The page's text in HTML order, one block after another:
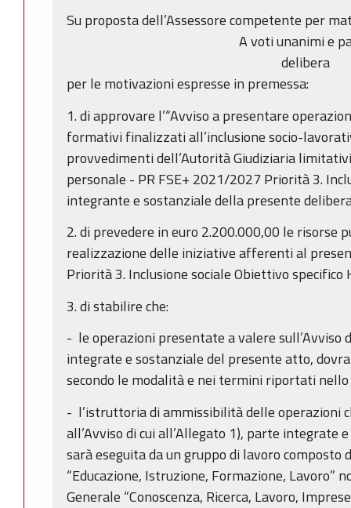
Su proposta dell’Assessore competente per
A voti unanimi e
delibera
per le motivazioni espresse in premessa:
1. di approvare l’“Avviso a presentare
formativi finalizzati all’inclusione socio-
provvedimenti dell’Autorità Giudiziaria
personale - PR FSE+ 2021/2027 Priorità 3.
integrante e sostanziale della presente
2. di prevedere in euro 2.200.000,00 le risorse
realizzazione delle iniziative afferenti al
Priorità 3. Inclusione sociale Obiettivo specifico
3. di stabilire che:
- le operazioni presentate a valere sull’Avviso
integrate e sostanziale del presente atto,
secondo le modalità e nei termini riportati
- l’istruttoria di ammissibilità delle operazioni
all’Avviso di cui all’Allegato 1), parte integrate
sarà eseguita da un gruppo di lavoro
“Educazione, Istruzione, Formazione, Lavoro”
Generale “Conoscenza, Ricerca, Lavoro,